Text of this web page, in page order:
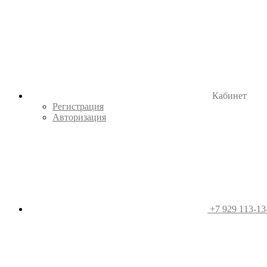
Кабинет
Регистрация
Авторизация
+7 929 113-